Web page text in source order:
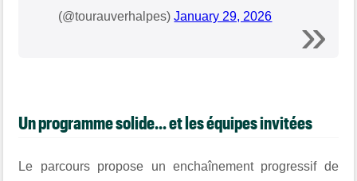
(@tourauverhalpes)January 29, 2026
Un programme solide... et les équipes invitées
Le parcours propose un enchaînement progressif de